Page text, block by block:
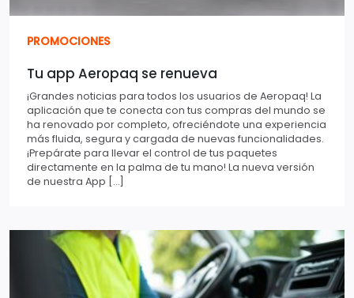
PROMOCIONES
Tu app Aeropaq se renueva
¡Grandes noticias para todos los usuarios de Aeropaq! La
aplicación que te conecta con tus compras del mundo se
ha renovado por completo, ofreciéndote una experiencia
más fluida, segura y cargada de nuevas funcionalidades.
¡Prepárate para llevar el control de tus paquetes
directamente en la palma de tu mano! La nueva versión
de nuestra App […]